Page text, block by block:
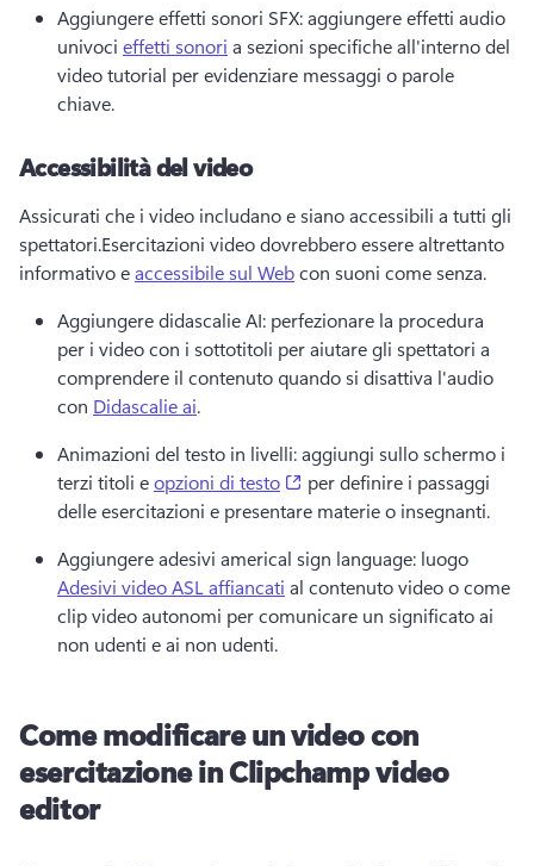
Aggiungere effetti sonori SFX: aggiungere effetti audio
univoci effetti sonori a sezioni specifiche all'interno del
video tutorial per evidenziare messaggi o parole
chiave.
Accessibilità del video
Assicurati che i video includano e siano accessibili a tutti gli
spettatori.Esercitazioni video dovrebbero essere altrettanto
informativo e accessibile sul Web con suoni come senza.
Aggiungere didascalie AI: perfezionare la procedura
per i video con i sottotitoli per aiutare gli spettatori a
comprendere il contenuto quando si disattiva l'audio
con Didascalie ai.
Animazioni del testo in livelli: aggiungi sullo schermo i
terzi titoli e opzioni di testo (opens in a new tab)
per definire i passaggi
delle esercitazioni e presentare materie o insegnanti.
Aggiungere adesivi americal sign language: luogo
Adesivi video ASL affiancati al contenuto video o come
clip video autonomi per comunicare un significato ai
non udenti e ai non udenti.
Come modificare un video con
esercitazione in Clipchamp video
editor